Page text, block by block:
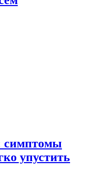
симптомы
упустить